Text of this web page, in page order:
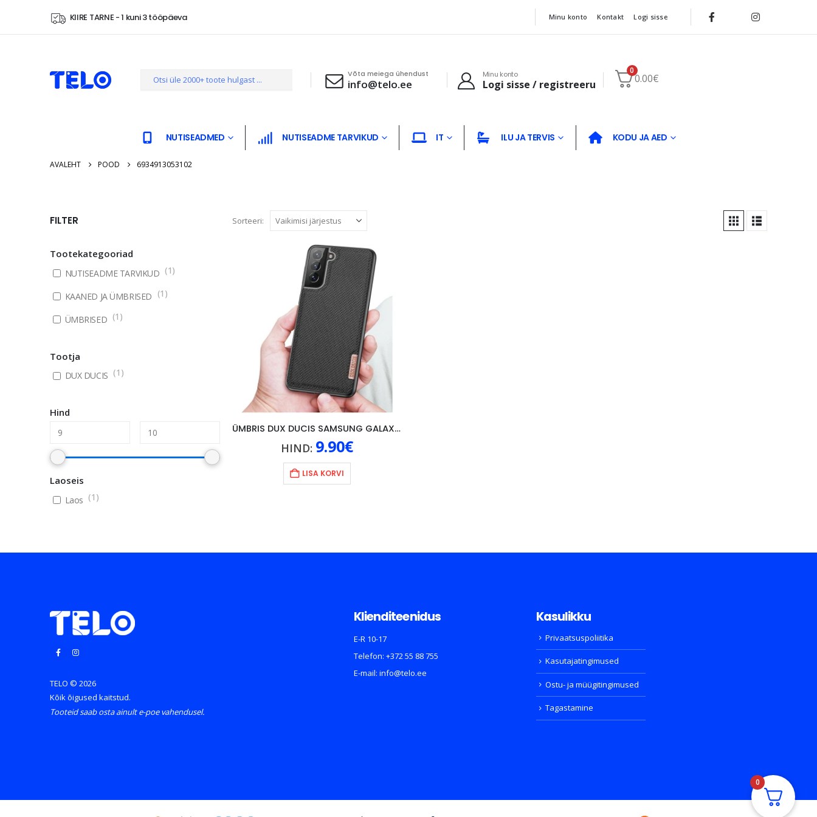
KIIRE TARNE - 1 kuni 3 tööpäeva Minu konto Kontakt Logi sisse
Võta meiega ühendust
info@telo.ee
Minu konto
Logi sisse / registreeru
0
0.00€
NUTISEADMED NUTISEADME TARVIKUD IT ILU JA TERVIS KODU JA AED
AVALEHT POOD 6934913053102
Sorteeri:
ÜMBRIS DUX DUCIS SAMSUNG GALAXY S21 PLUS 5G, MUST
HIND: 9.90€
LISA KORVI
FILTER
Tootekategooriad
NUTISEADME TARVIKUD (1)
KAANED JA ÜMBRISED (1 )
ÜMBRISED (1 )
Tootja
DUX DUCIS (1 )
Hind
Laoseis
Laos (1 )
TELO © 2026
Kõik õigused kaitstud.
Tooteid saab osta ainult e-poe vahendusel.
Klienditeenidus
E-R 10-17
Telefon: +372 55 88 755
E-mail: info@telo.ee
Kasulikku
Privaatsuspoliitika
Kasutajatingimused
Ostu- ja müügitingimused
Tagastamine
0